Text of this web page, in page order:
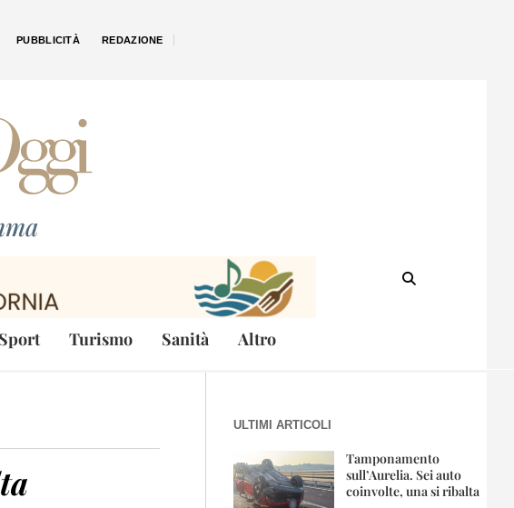
PUBBLICITÀ REDAZIONE
Sport Turismo Sanità Altro
ULTIMI ARTICOLI
Tamponamento
sull’Aurelia. Sei auto
coinvolte, una si ribalta